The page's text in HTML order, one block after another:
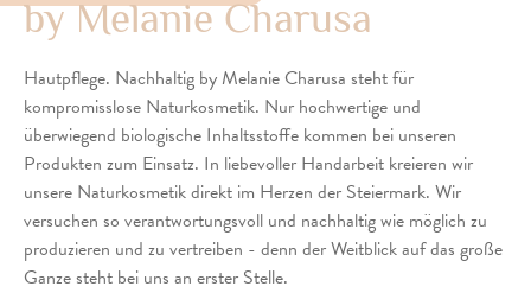
by Melanie Charusa
Hautpflege. Nachhaltig by Melanie Charusa steht für
kompromisslose Naturkosmetik. Nur hochwertige und
überwiegend biologische Inhaltsstoffe kommen bei unseren
Produkten zum Einsatz. In liebevoller Handarbeit kreieren wir
unsere Naturkosmetik direkt im Herzen der Steiermark. Wir
versuchen so verantwortungsvoll und nachhaltig wie möglich zu
produzieren und zu vertreiben - denn der Weitblick auf das große
Ganze steht bei uns an erster Stelle.